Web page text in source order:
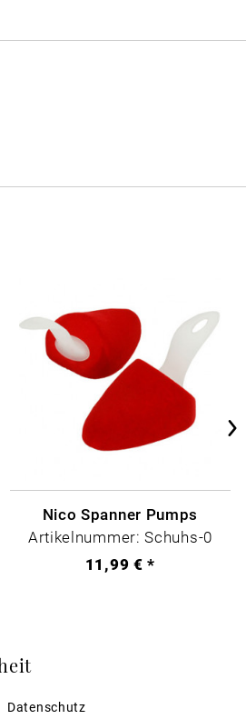
Nico Spanner Pumps
Artikelnummer: Schuhs-0
11,99 € *
Datenschutz